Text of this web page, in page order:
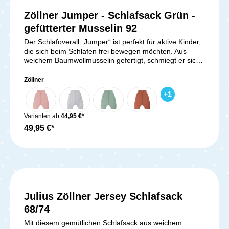
Winterschlafsack - Gr. 68/74
Zöllner Jumper - Schlafsack Grün -
gefütterter Musselin 92
Der Schlafoverall „Jumper“ ist perfekt für aktive Kinder,
die sich beim Schlafen frei bewegen möchten. Aus
weichem Baumwollmusselin gefertigt, schmiegt er sich
Tragegefühl. Die warme Füllung und das kuschelige
Molton-Innenfutter machen ihn ideal für die kalte
Jahreszeit. Dank des robusten, mittigen
Reißverschlusses kannst Du den Jumper schnell und
unkompliziert an- und ausziehen – auch bei größeren
Kindern. Mit 2,5 TOG bietet er optimale Wärme. Der
Overall ist OEKO-TEX STANDARD 100 zertifiziert und
Zöllner
+1
Varianten ab 44,95 €*
49,95 €*
Julius Zöllner Jersey Schlafsack
68/74
Mit diesem gemütlichen Schlafsack aus weichem